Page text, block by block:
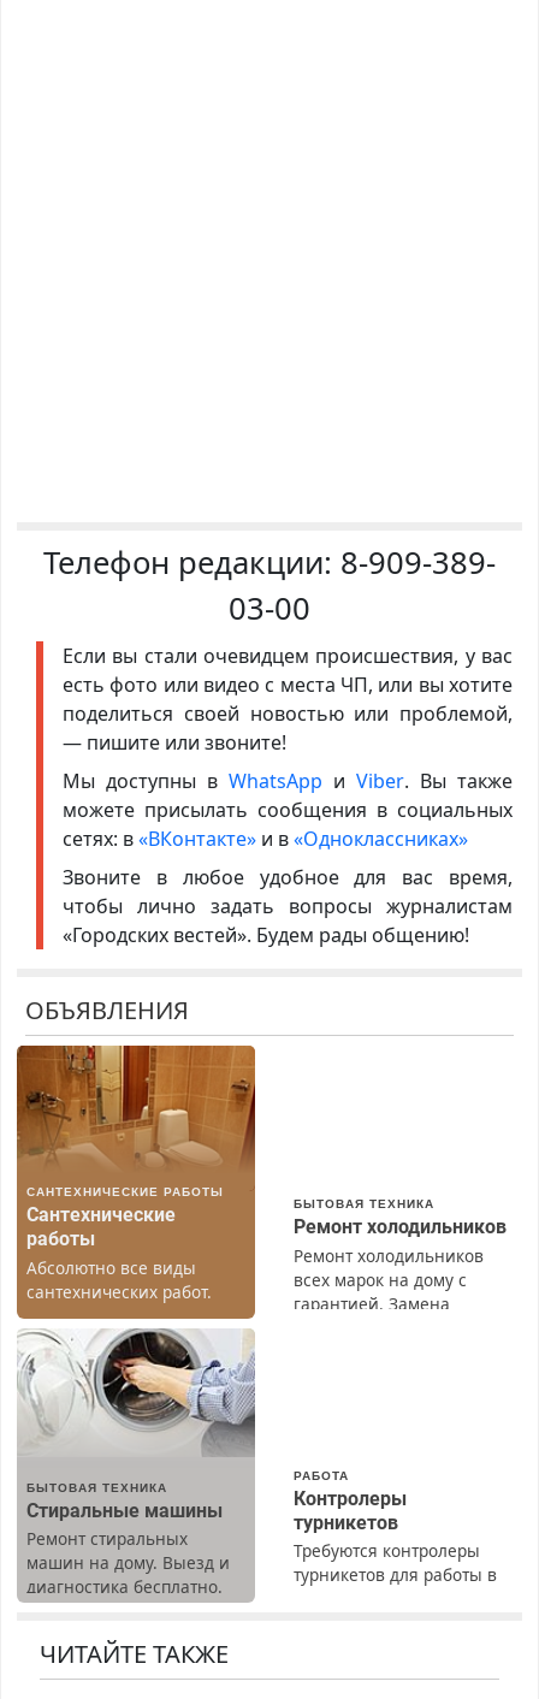
Телефон редакции: 8-909-389-
03-00
Если вы стали очевидцем происшествия, у вас
есть фото или видео с места ЧП, или вы хотите
поделиться своей новостью или проблемой,
— пишите или звоните!
Мы доступны в WhatsApp иViber. Вы также
можете присылать сообщения в социальных
сетях: в«ВКонтакте»и в«Одноклассниках»
Звоните в любое удобное для вас время,
чтобы лично задать вопросы журналистам
«Городских вестей». Будем рады общению!
ОБЪЯВЛЕНИЯ
САНТЕХНИЧЕСКИЕ РАБОТЫ
Сантехнические
работы
Абсолютно все виды
сантехнических работ.
Быстро. Качественно.
Недорого.
БЫТОВАЯ ТЕХНИКА
Ремонт холодильников
Ремонт холодильников
всех марок на дому с
гарантией. Замена
БЫТОВАЯ ТЕХНИКА
Стиральные машины
Ремонт стиральных
машин на дому. Выезд и
диагностика бесплатно.
РАБОТА
Контролеры
турникетов
Требуются контролеры
турникетов для работы в
ЧИТАЙТЕ ТАКЖЕ